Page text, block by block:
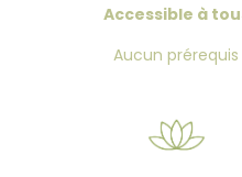
Accessible à
Aucun prérequis